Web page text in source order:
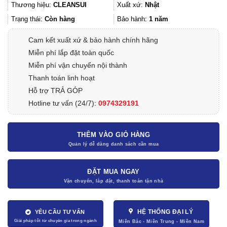
Thương hiệu: CLEANSUI Xuất xứ: Nhật
Trạng thái: Còn hàng Bảo hành: 1 năm
Cam kết xuất xứ & bảo hành chính hãng
Miễn phí lắp đặt toàn quốc
Miễn phí vận chuyển nội thành
Thanh toán linh hoạt
Hỗ trợ TRẢ GÓP
Hotline tư vấn (24/7): 0974329191
THÊM VÀO GIỎ HÀNG
ĐẶT MUA NGAY
YÊU CẦU TƯ VẤN HỆ THỐNG ĐẠI LÝ